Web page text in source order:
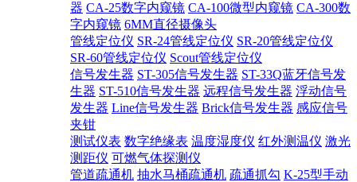
器 CA-25数字内窥镜 CA-100微型内窥镜 CA-300数
字内窥镜 6MM直径摄像头
管线定位仪 SR-24管线定位仪 SR-20管线定位仪
SR-60管线定位仪 Scout管线定位仪
信号发生器 ST-305信号发生器 ST-33Q蓝牙信号发
生器 ST-510信号发生器 远程信号发生器 浮动信号
发生器 Line信号发生器 Brick信号发生器 感应信号
夹钳
测试仪表 数字绝缘表 温度湿度仪 红外测温仪 激光
测距仪 可燃气体探测仪
管道疏通机 抽水马桶疏通机 疏通抓勾 K-25型手动